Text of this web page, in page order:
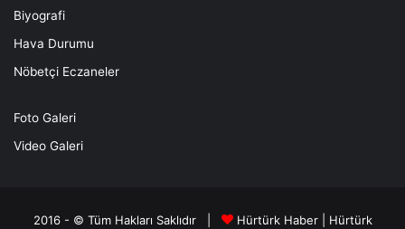
Biyografi
Hava Durumu
Nöbetçi Eczaneler
Foto Galeri
Video Galeri
2016 - © Tüm Hakları Saklıdır | Hürtürk Haber Hürtürk